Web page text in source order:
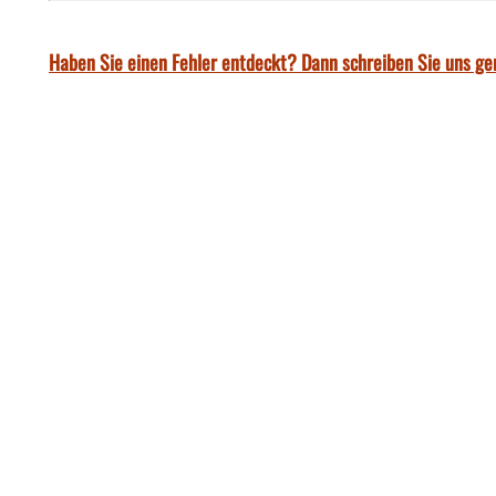
Haben Sie einen Fehler entdeckt? Dann schreiben Sie uns